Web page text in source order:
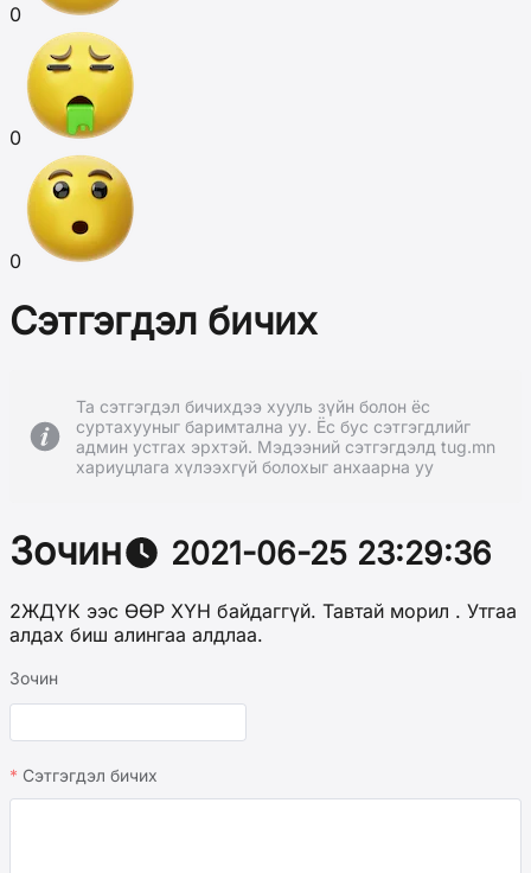
0
0
0
Сэтгэгдэл бичих
Та сэтгэгдэл бичихдээ хууль зүйн болон ёс
суртахууныг баримтална уу. Ёс бус сэтгэгдлийг
админ устгах эрхтэй. Мэдээний сэтгэгдэлд tug.mn
хариуцлага хүлээхгүй болохыг анхаарна уу
Зочин 2021-06-25 23:29:36
2ЖДҮК ээс ӨӨР ХҮН байдаггүй. Тавтай морил . Утгаа
алдах биш алингаа алдлаа.
Зочин
Сэтгэгдэл бичих